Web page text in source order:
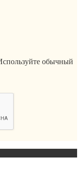
обычный